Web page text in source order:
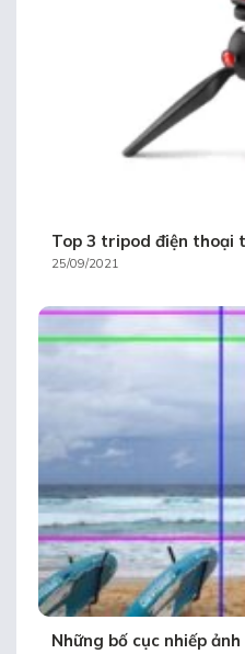
Top 3 tripod điện thoại
25/09/2021
Những bố cục nhiếp